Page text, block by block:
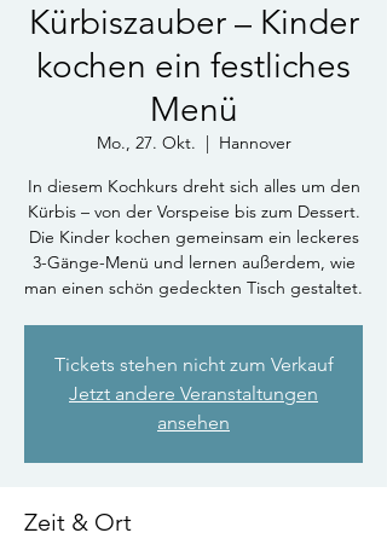
Kürbiszauber – Kinder
kochen ein festliches
Menü
Mo., 27. Okt.
  |
Hannover
In diesem Kochkurs dreht sich alles um den
Kürbis – von der Vorspeise bis zum Dessert.
Die Kinder kochen gemeinsam ein leckeres
3-Gänge-Menü und lernen außerdem, wie
man einen schön gedeckten Tisch gestaltet.
Tickets stehen nicht zum Verkauf
Jetzt andere Veranstaltungen
ansehen
Zeit & Ort